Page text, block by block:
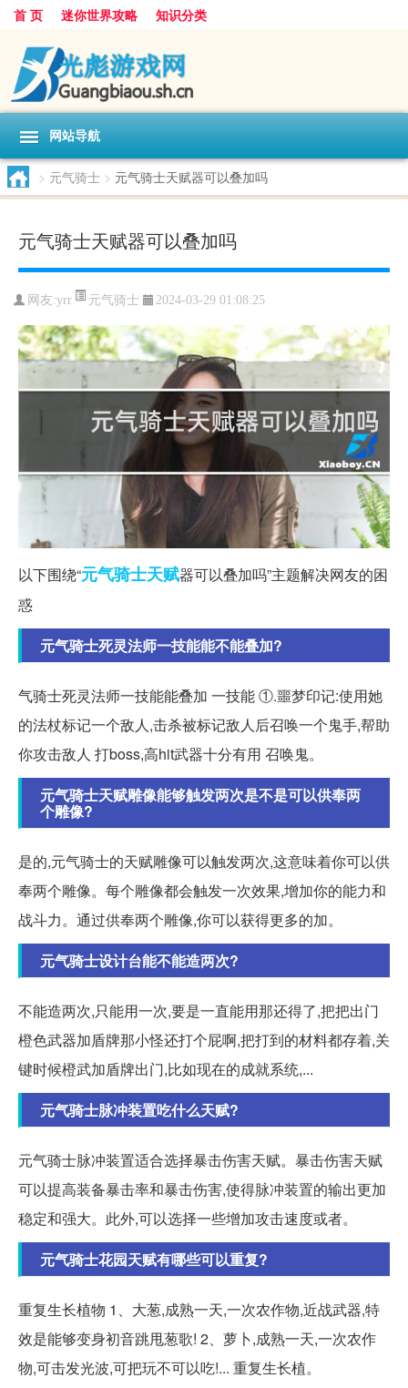
首 页 迷你世界攻略 知识分类
网站导航
> 元气骑士 > 元气骑士天赋器可以叠加吗
元气骑士天赋器可以叠加吗
网友:yrr 元气骑士 2024-03-29 01:08:25
以下围绕“元气骑士天赋器可以叠加吗”主题解决网友的困
惑
元气骑士死灵法师一技能能不能叠加?
气骑士死灵法师一技能能叠加 一技能 ①.噩梦印记:使用她
的法杖标记一个敌人,击杀被标记敌人后召唤一个鬼手,帮助
你攻击敌人 打boss,高hit武器十分有用 召唤鬼。
元气骑士天赋雕像能够触发两次是不是可以供奉两
个雕像?
是的,元气骑士的天赋雕像可以触发两次,这意味着你可以供
奉两个雕像。每个雕像都会触发一次效果,增加你的能力和
战斗力。通过供奉两个雕像,你可以获得更多的加。
元气骑士设计台能不能造两次?
不能造两次,只能用一次,要是一直能用那还得了,把把出门
橙色武器加盾牌那小怪还打个屁啊,把打到的材料都存着,关
键时候橙武加盾牌出门,比如现在的成就系统,...
元气骑士脉冲装置吃什么天赋?
元气骑士脉冲装置适合选择暴击伤害天赋。暴击伤害天赋
可以提高装备暴击率和暴击伤害,使得脉冲装置的输出更加
稳定和强大。此外,可以选择一些增加攻击速度或者。
元气骑士花园天赋有哪些可以重复?
重复生长植物 1、大葱,成熟一天,一次农作物,近战武器,特
效是能够变身初音跳甩葱歌! 2、萝卜,成熟一天,一次农作
物,可击发光波,可把玩不可以吃!... 重复生长植。